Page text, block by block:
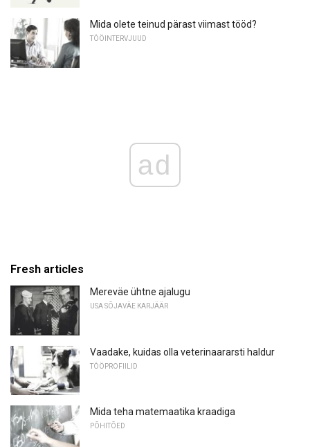
Mida olete teinud pärast viimast tööd?
TÖÖINTERVJUUD
ad
Fresh articles
Mereväe ühtne ajalugu
USA SÕJAVÄE KARJÄÄR
Vaadake, kuidas olla veterinaararsti haldur
TÖÖPROFIILID
Mida teha matemaatika kraadiga
PÕHITÕED